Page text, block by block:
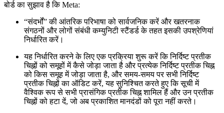
बोर्ड का सुझाव है कि Meta:
“संदर्भों” की आंतरिक परिभाषा को सार्वजनिक करें और खतरनाक
संगठनों और लोगों संबंधी कम्युनिटी स्टैंडर्ड के तहत इसकी उपश्रेणियां
निर्धारित करें।
यह निर्धारित करने के लिए एक प्रक्रिया शुरू करें कि निर्दिष्ट प्रतीक
चिह्नों को समूहों में कैसे जोड़ा जाता है और प्रत्येक निर्दिष्ट प्रतीक चिह्न
को किस समूह में जोड़ा जाता है, और समय-समय पर सभी निर्दिष्ट
प्रतीक चिह्नों का ऑडिट करें, यह सुनिश्चित करते हुए कि सूची में
वैश्विक रूप से सभी प्रासंगिक प्रतीक चिह्न शामिल हैं और उन प्रतीक
चिह्नों को हटा दें, जो अब प्रकाशित मानदंडों को पूरा नहीं करते।